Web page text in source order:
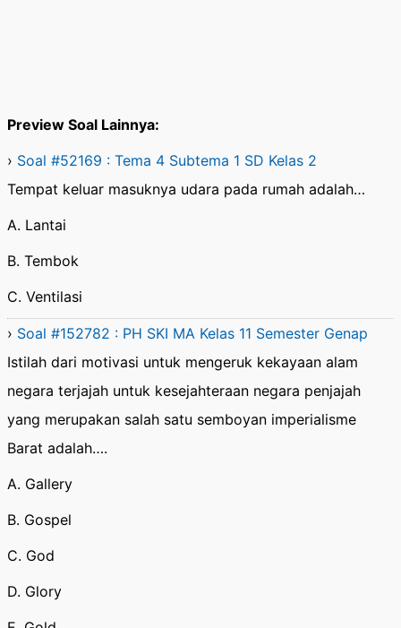
Preview Soal Lainnya:
› Soal #52169 : Tema 4 Subtema 1 SD Kelas 2
Tempat keluar masuknya udara pada rumah adalah…
A. Lantai
B. Tembok
C. Ventilasi
› Soal #152782 : PH SKI MA Kelas 11 Semester Genap
Istilah dari motivasi untuk mengeruk kekayaan alam
negara terjajah untuk kesejahteraan negara penjajah
yang merupakan salah satu semboyan imperialisme
Barat adalah….
A. Gallery
B. Gospel
C. God
D. Glory